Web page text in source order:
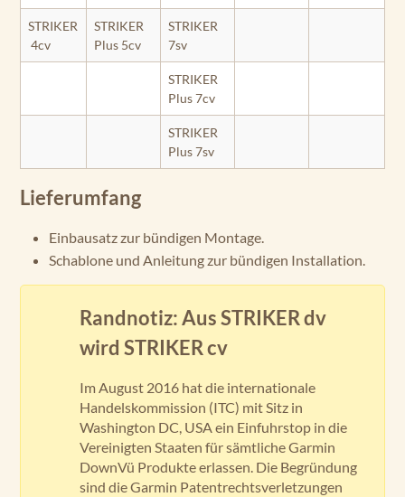
STRIKER
4cv
STRIKER
Plus 5cv
STRIKER
7sv
STRIKER
Plus 7cv
STRIKER
Plus 7sv
Lieferumfang
Einbausatz zur bündigen Montage.
Schablone und Anleitung zur bündigen Installation.
Randnotiz: Aus STRIKER dv
wird STRIKER cv
Im August 2016 hat die internationale
Handelskommission (ITC) mit Sitz in
Washington DC, USA ein Einfuhrstop in die
Vereinigten Staaten für sämtliche Garmin
DownVü Produkte erlassen. Die Begründung
sind die Garmin Patentrechtsverletzungen